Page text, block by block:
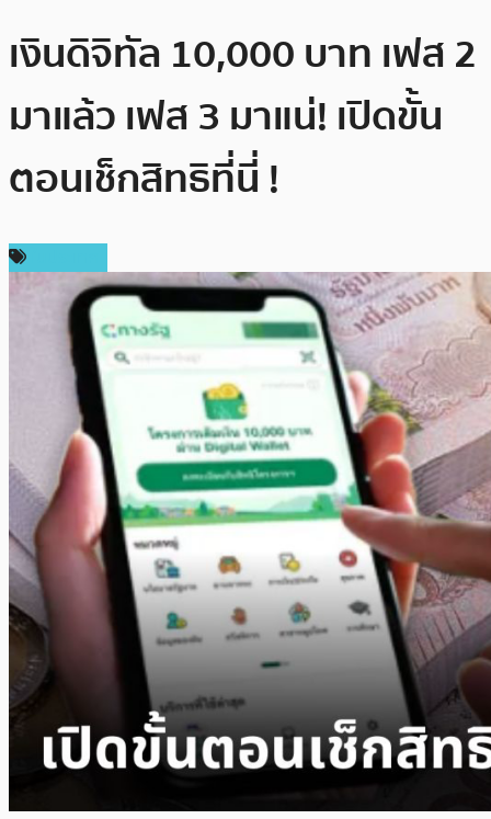
เงินดิจิทัล 10,000 บาท เฟส 2
มาแล้ว เฟส 3 มาแน่! เปิดขั้น
ตอนเช็กสิทธิที่นี่ !